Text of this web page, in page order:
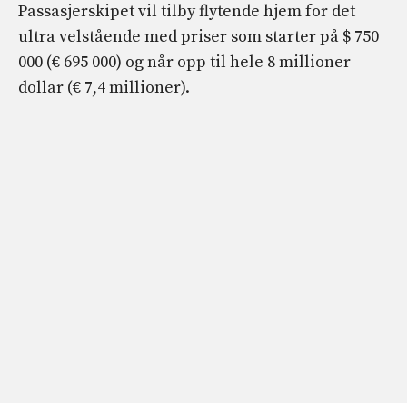
Passasjerskipet vil tilby flytende hjem for det
ultra velstående med priser som starter på $ 750
000 (€ 695 000) og når opp til hele 8 millioner
dollar (€ 7,4 millioner).